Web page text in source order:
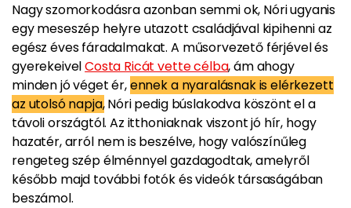
Nagy szomorkodásra azonban semmi ok, Nóri ugyanis
egy meseszép helyre utazott családjával kipihenni az
egész éves fáradalmakat. A műsorvezető férjével és
gyerekeivelCosta Ricát vette célba, ám ahogy
minden jó véget ér,ennek a nyaralásnak is elérkezett
az utolsó napja,Nóri pedig búslakodva köszönt el a
távoli országtól. Az itthoniaknak viszont jó hír, hogy
hazatér, arról nem is beszélve, hogy valószínűleg
rengeteg szép élménnyel gazdagodtak, amelyről
később majd további fotók és videók társaságában
beszámol.